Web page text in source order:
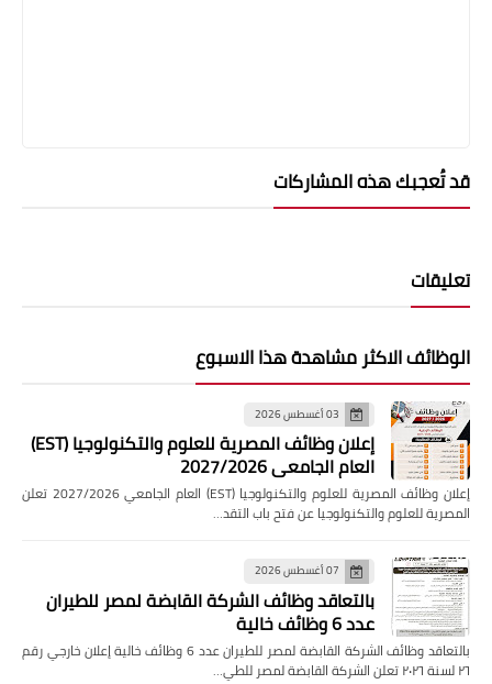
قد تُعجبك هذه المشاركات
تعليقات
الوظائف الاكثر مشاهدة هذا الاسبوع
03 أغسطس 2026
إعلان وظائف المصرية للعلوم والتكنولوجيا (EST)
العام الجامعي 2027/2026
إعلان وظائف المصرية للعلوم والتكنولوجيا (EST) العام الجامعي 2027/2026 تعلن
المصرية للعلوم والتكنولوجيا عن فتح باب التقد…
07 أغسطس 2026
بالتعاقد وظائف الشركة القابضة لمصر للطيران
عدد 6 وظائف خالية
بالتعاقد وظائف الشركة القابضة لمصر للطيران عدد 6 وظائف خالية إعلان خارجي رقم
٢٦ لسنة ٢٠٢٦ تعلن الشركة القابضة لمصر للطي…